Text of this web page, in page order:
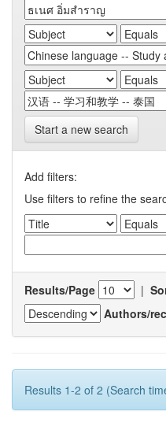
Start a new search
Add filters:
Use filters to refine the
Results/Page |
Authors/
Results 1-2 of 2 (Search